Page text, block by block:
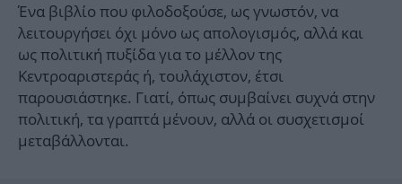
OSCARS
THE OCEAN
MEDIA
ELAMEFORA
NEWSLETTER
Ένα βιβλίο που φιλοδοξούσε, ως γνωστόν, να
λειτουργήσει όχι μόνο ως απολογισμός, αλλά και
ως πολιτική πυξίδα για το μέλλον της
Κεντροαριστεράς ή, τουλάχιστον, έτσι
παρουσιάστηκε. Γιατί, όπως συμβαίνει συχνά στην
πολιτική, τα γραπτά μένουν, αλλά οι συσχετισμοί
μεταβάλλονται.